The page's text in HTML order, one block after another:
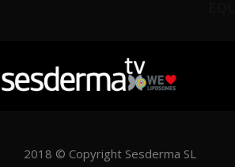
2018 © Copyright Sesderma SL